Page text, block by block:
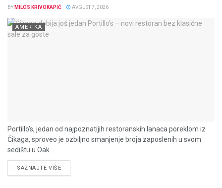
BY MILOS KRIVOKAPIĆ AVGUST 7, 2026
AMERIKA
Portillo’s, jedan od najpoznatijih restoranskih lanaca poreklom iz
Čikaga, sproveo je ozbiljno smanjenje broja zaposlenih u svom
sedištu u Oak...
SAZNAJTE VIŠEDETAILS